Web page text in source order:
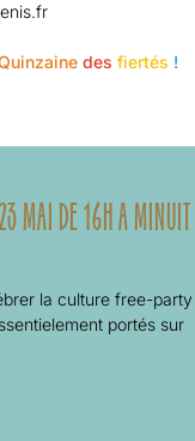
des fiertés !
MAI DE 16H A MINUIT
la culture free-party
portés sur